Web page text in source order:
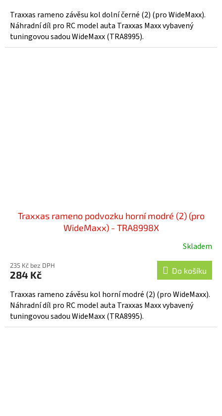
Traxxas rameno závěsu kol dolní černé (2) (pro WideMaxx).
Náhradní díl pro RC model auta Traxxas Maxx vybavený
tuningovou sadou WideMaxx (TRA8995).
Traxxas rameno podvozku horní modré (2) (pro
WideMaxx) - TRA8998X
Skladem
235 Kč bez DPH
284 Kč Do košíku
Traxxas rameno závěsu kol horní modré (2) (pro WideMaxx).
Náhradní díl pro RC model auta Traxxas Maxx vybavený
tuningovou sadou WideMaxx (TRA8995).